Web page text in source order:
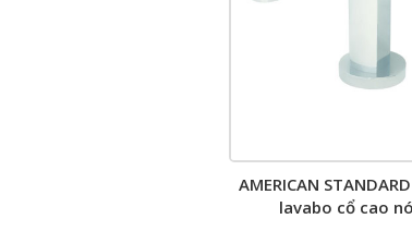
AMERICAN
lavabo cổ cao